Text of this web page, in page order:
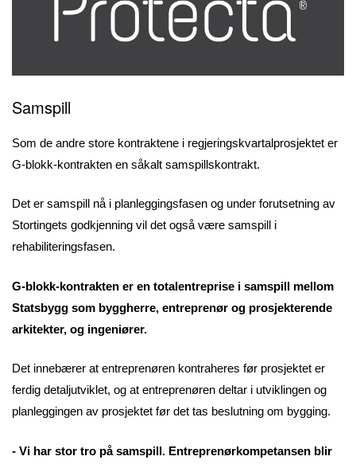
Samspill
Som de andre store kontraktene i regjeringskvartalprosjektet er
G-blokk-kontrakten en såkalt samspillskontrakt.
Det er samspill nå i planleggingsfasen og under forutsetning av
Stortingets godkjenning vil det også være samspill i
rehabiliteringsfasen.
G-blokk-kontrakten er en totalentreprise i samspill mellom
Statsbygg som byggherre, entreprenør og prosjekterende
arkitekter, og ingeniører.
Det innebærer at entreprenøren kontraheres før prosjektet er
ferdig detaljutviklet, og at entreprenøren deltar i utviklingen og
planleggingen av prosjektet før det tas beslutning om bygging.
- Vi har stor tro på samspill. Entreprenørkompetansen blir